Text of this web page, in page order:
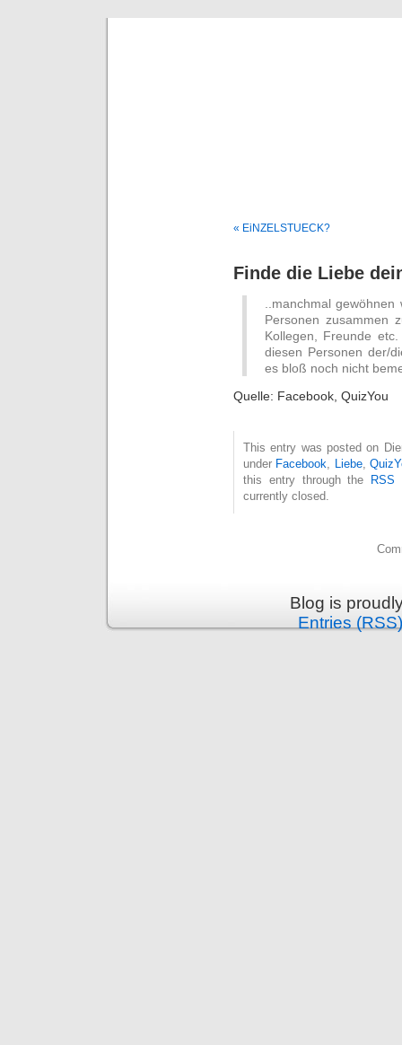
« EiNZELSTUECK?
Finde die Liebe
..manchmal
Personen zusammen
Kollegen, Freunde
diesen Personen der/
es bloß noch nicht
Quelle: Facebook, QuizYou
This entry was posted on
under Facebook Liebe,
this entry through the RSS
currently closed.
Blog is
Entries (RSS)